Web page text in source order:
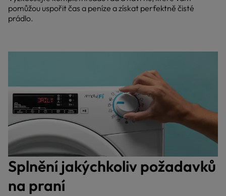
pomůžou uspořit čas a peníze a získat perfektně čisté
prádlo.
Splnění jakýchkoliv požadavků
na praní